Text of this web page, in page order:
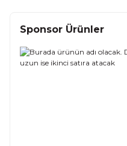
Sponsor Ürünler